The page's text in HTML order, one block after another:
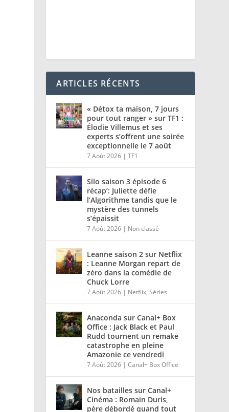
ARTICLES RÉCENTS
« Détox ta maison, 7 jours
pour tout ranger » sur TF1 :
Élodie Villemus et ses
experts s’offrent une soirée
exceptionnelle le 7 août
7 Août 2026 |TF1
Silo saison 3 épisode 6
récap’: Juliette défie
l’Algorithme tandis que le
mystère des tunnels
s’épaissit
7 Août 2026 | Non classé
Leanne saison 2 sur Netflix
: Leanne Morgan repart de
zéro dans la comédie de
Chuck Lorre
7 Août 2026 | Netflix,Séries
Anaconda sur Canal+ Box
Office : Jack Black et Paul
Rudd tournent un remake
catastrophe en pleine
Amazonie ce vendredi
7 Août 2026 |Canal+ Box Office
Nos batailles sur Canal+
Cinéma : Romain Duris,
père débordé quand tout